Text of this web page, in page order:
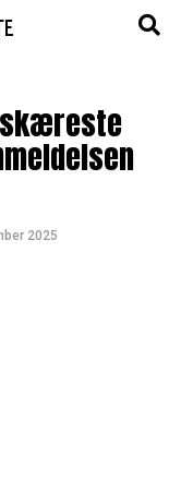
2025